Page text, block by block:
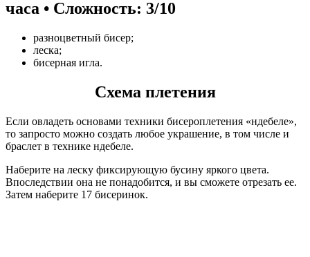
часа • Сложность: 3/10
разноцветный бисер;
леска;
бисерная игла.
Схема плетения
Если овладеть основами техники бисероплетения «ндебеле»,
то запросто можно создать любое украшение, в том числе и
браслет в технике ндебеле.
Наберите на леску фиксирующую бусину яркого цвета.
Впоследствии она не понадобится, и вы сможете отрезать ее.
Затем наберите 17 бисеринок.